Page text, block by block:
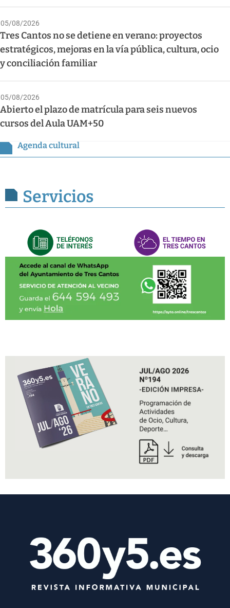
05/08/2026
Tres Cantos no se detiene en verano: proyectos
estratégicos, mejoras en la vía pública, cultura, ocio
y conciliación familiar
05/08/2026
Abierto el plazo de matrícula para seis nuevos
cursos del Aula UAM+50
Agenda cultural
Servicios